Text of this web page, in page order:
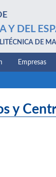
Y DEL
DE
Empresas
y